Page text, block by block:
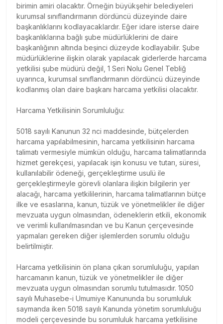
birimin amiri olacaktır. Örneğin büyükşehir belediyeleri
kurumsal sınıflandırmanın dördüncü düzeyinde daire
başkanlıklarını kodlayacaklardır. Eğer idare isterse daire
başkanlıklarına bağlı şube müdürlüklerini de daire
başkanlığının altında beşinci düzeyde kodlayabilir. Şube
müdürlüklerine ilişkin olarak yapılacak giderlerde harcama
yetkilisi şube müdürü değil, 1 Seri Nolu Genel Tebliğ
uyarınca, kurumsal sınıflandırmanın dördüncü düzeyinde
kodlanmış olan daire başkanı harcama yetkilisi olacaktır.
Harcama Yetkilisinin Sorumluluğu:
5018 sayılı Kanunun 32 nci maddesinde, bütçelerden
harcama yapılabilmesinin, harcama yetkilisinin harcama
talimatı vermesiyle mümkün olduğu, harcama talimatlarında
hizmet gerekçesi, yapılacak işin konusu ve tutarı, süresi,
kullanılabilir ödeneği, gerçekleştirme usulü ile
gerçekleştirmeyle görevli olanlara ilişkin bilgilerin yer
alacağı, harcama yetkililerinin, harcama talimatlarının bütçe
ilke ve esaslarına, kanun, tüzük ve yönetmelikler ile diğer
mevzuata uygun olmasından, ödeneklerin etkili, ekonomik
ve verimli kullanılmasından ve bu Kanun çerçevesinde
yapmaları gereken diğer işlemlerden sorumlu olduğu
belirtilmiştir.
Harcama yetkilisinin ön plana çıkan sorumluluğu, yapılan
harcamanın kanun, tüzük ve yönetmelikler ile diğer
mevzuata uygun olmasından sorumlu tutulmasıdır. 1050
sayılı Muhasebe-i Umumiye Kanununda bu sorumluluk
saymanda iken 5018 sayılı Kanunda yönetim sorumluluğu
modeli çerçevesinde bu sorumluluk harcama yetkilisine